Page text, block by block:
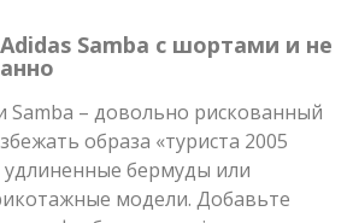
Samba с шортами и не
Samba – довольно рискованный
образа «туриста 2005
удлиненные бермуды или
модели. Добавьте